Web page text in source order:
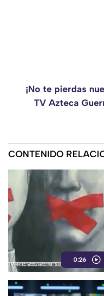
¡No te pierdas
TV Azteca
CONTENIDO
0:26